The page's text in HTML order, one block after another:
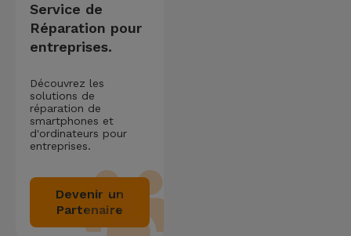
Service de
Réparation pour
entreprises.
Découvrez les
solutions de
réparation de
smartphones et
d'ordinateurs pour
entreprises.
Devenir un
Partenaire